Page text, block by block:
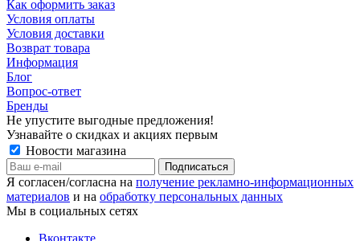
Как оформить заказ
Условия оплаты
Условия доставки
Возврат товара
Информация
Блог
Вопрос-ответ
Бренды
Не упустите выгодные предложения!
Узнавайте о скидках и акциях первым
Новости магазина
Я согласен/согласна на получение рекламно-информационных
материалов и на обработку персональных данных
Мы в социальных сетях